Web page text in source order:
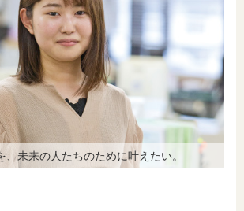
、未来の人たちのために叶えたい。